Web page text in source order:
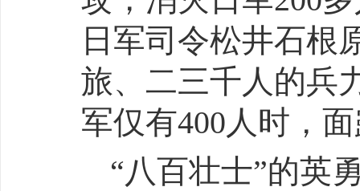
日军司令松井石根
旅、二三千人的兵
军仅有400人时，
“八百壮士”的英